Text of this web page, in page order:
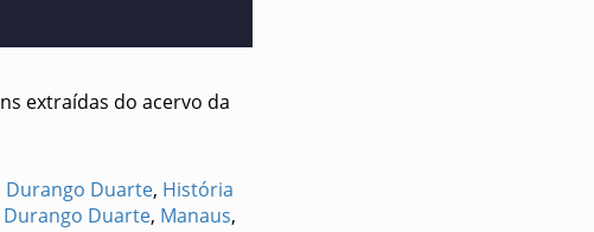
extraídas do acervo da
Durango Duarte, História
Duarte, Manaus,